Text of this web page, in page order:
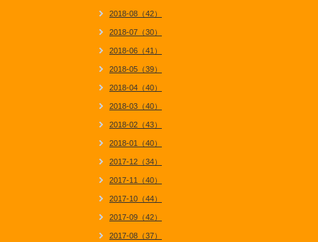
2018-08（42）
2018-07（30）
2018-06（41）
2018-05（39）
2018-04（40）
2018-03（40）
2018-02（43）
2018-01（40）
2017-12（34）
2017-11（40）
2017-10（44）
2017-09（42）
2017-08（37）